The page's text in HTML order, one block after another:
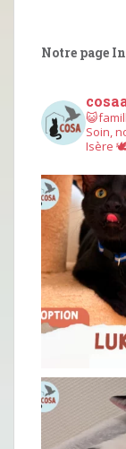
Notre page
Soin,
Isère